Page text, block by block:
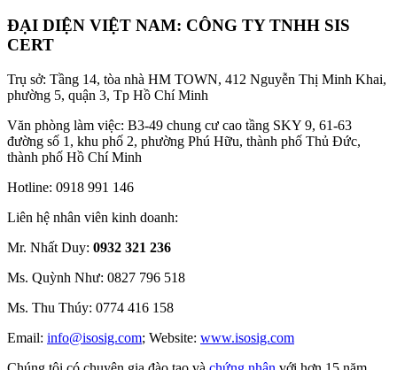
ĐẠI DIỆN VIỆT NAM: CÔNG TY TNHH SIS
CERT
Trụ sở: Tầng 14, tòa nhà HM TOWN, 412 Nguyễn Thị Minh Khai,
phường 5, quận 3, Tp Hồ Chí Minh
Văn phòng làm việc: B3-49 chung cư cao tầng SKY 9, 61-63
đường số 1, khu phố 2, phường Phú Hữu, thành phố Thủ Đức,
thành phố Hồ Chí Minh
Hotline: 0918 991 146
Liên hệ nhân viên kinh doanh:
Mr. Nhất Duy: 0932 321 236
Ms. Quỳnh Như: 0827 796 518
Ms. Thu Thúy: 0774 416 158
Email: info@isosig.com; Website: www.isosig.com